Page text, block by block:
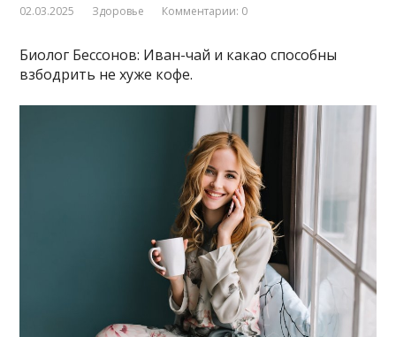
02.03.2025 Здоровье Комментарии: 0
Биолог Бессонов: Иван-чай и какао способны
взбодрить не хуже кофе.